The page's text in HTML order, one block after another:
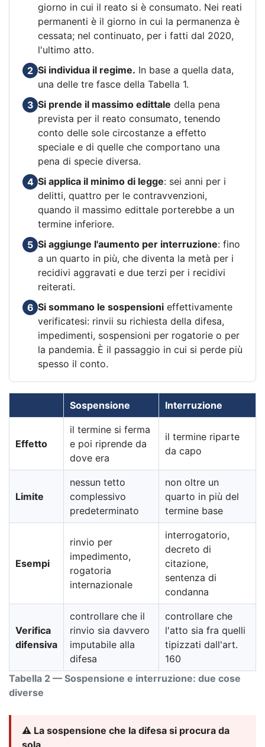
giorno in cui il reato si è consumato. Nei reati
permanenti è il giorno in cui la permanenza è
cessata; nel continuato, per i fatti dal 2020,
l'ultimo atto.
2 Si individua il regime. In base a quella data,
una delle tre fasce della Tabella 1.
3 Si prende il massimo edittale della pena
prevista per il reato consumato, tenendo
conto delle sole circostanze a effetto
speciale e di quelle che comportano una
pena di specie diversa.
4 Si applica il minimo di legge: sei anni per i
delitti, quattro per le contravvenzioni,
quando il massimo edittale porterebbe a un
termine inferiore.
5 Si aggiunge l'aumento per interruzione: fino
a un quarto in più, che diventa la metà per i
recidivi aggravati e due terzi per i recidivi
reiterati.
6 Si sommano le sospensioni effettivamente
verificatesi: rinvii su richiesta della difesa,
impedimenti, sospensioni per rogatorie o per
la pandemia. È il passaggio in cui si perde più
spesso il conto.
Tabella 2 — Sospensione e interruzione: due cose
diverse
Sospensione Interruzione
Effetto
il termine si ferma
e poi riprende da
dove era
il termine riparte
da capo
Limite
nessun tetto
complessivo
predeterminato
non oltre un
quarto in più del
termine base
Esempi
rinvio per
impedimento,
rogatoria
internazionale
interrogatorio,
decreto di
citazione,
sentenza di
condanna
Verifica
difensiva
controllare che il
rinvio sia davvero
imputabile alla
difesa
controllare che
l'atto sia fra quelli
tipizzati dall'art.
160
⚠️ La sospensione che la difesa si procura da
sola